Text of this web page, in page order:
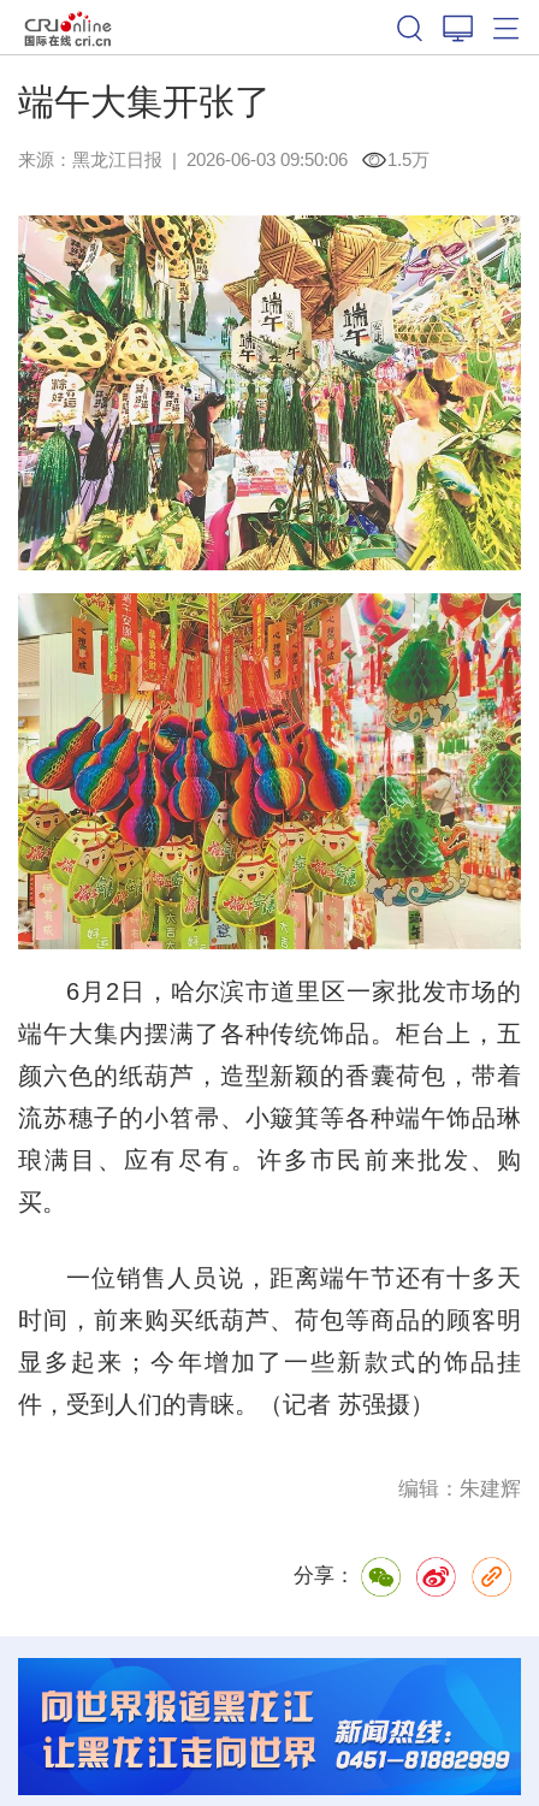
端午大集开张了
来源： 黑龙江日报 | 2026-06-03 09:50:06 1.5万
6月2日，哈尔滨市道里区一家批发市场的
端午大集内摆满了各种传统饰品。柜台上，五
颜六色的纸葫芦，造型新颖的香囊荷包，带着
流苏穗子的小笤帚、小簸箕等各种端午饰品琳
琅满目、应有尽有。许多市民前来批发、购
买。
一位销售人员说，距离端午节还有十多天
时间，前来购买纸葫芦、荷包等商品的顾客明
显多起来；今年增加了一些新款式的饰品挂
件，受到人们的青睐。（记者 苏强摄）
编辑：朱建辉
分享：